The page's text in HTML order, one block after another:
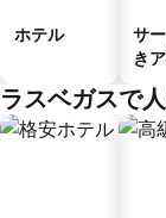
ホテル
サ
き
ラスベガスで